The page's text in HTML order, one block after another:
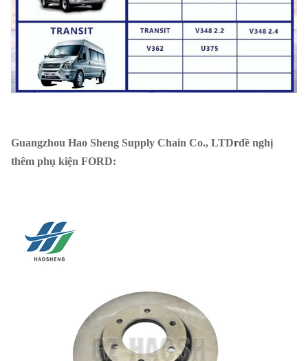
Guangzhou Hao Sheng Supply Chain Co., LTDrđề nghị
thêm phụ kiện FORD: